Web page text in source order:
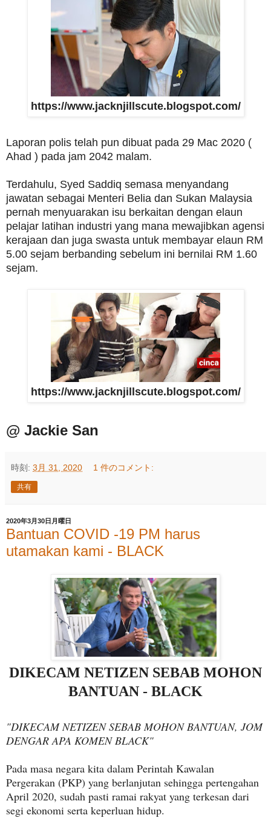
https://www.jacknjillscute.blogspot.com/
Laporan polis telah pun dibuat pada 29 Mac 2020 (
Ahad ) pada jam 2042 malam.
Terdahulu, Syed Saddiq semasa menyandang
jawatan sebagai Menteri Belia dan Sukan Malaysia
pernah menyuarakan isu berkaitan dengan elaun
pelajar latihan industri yang mana mewajibkan agensi
kerajaan dan juga swasta untuk membayar elaun RM
5.00 sejam berbanding sebelum ini bernilai RM 1.60
sejam.
https://www.jacknjillscute.blogspot.com/
@ Jackie San
時刻: 3月 31, 2020 1 件のコメント:
共有
2020年3月30日月曜日
Bantuan COVID -19 PM harus
utamakan kami - BLACK
DIKECAM NETIZEN SEBAB MOHON
BANTUAN - BLACK
"DIKECAM NETIZEN SEBAB MOHON BANTUAN, JOM
DENGAR APA KOMEN BLACK"
Pada masa negara kita dalam Perintah Kawalan
Pergerakan (PKP) yang berlanjutan sehingga pertengahan
April 2020, sudah pasti ramai rakyat yang terkesan dari
segi ekonomi serta keperluan hidup.